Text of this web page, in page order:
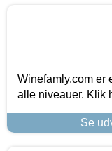
Winefamly.com er
alle niveauer. Klik
Se